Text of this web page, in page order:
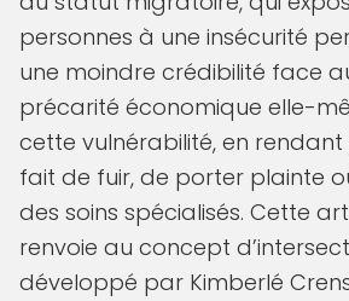
personnes à une insécurité
une moindre crédibilité face
précarité économique elle-
cette vulnérabilité, en rendant
fait de fuir, de porter plainte
des soins spécialisés. Cette
renvoie au concept
développé par Kimberlé